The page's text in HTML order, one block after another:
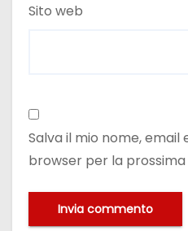
Sito web
Salva il mio nome, email
browser per la